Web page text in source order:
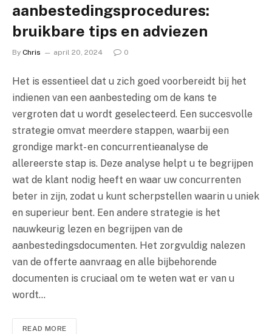
aanbestedingsprocedures:
bruikbare tips en adviezen
By Chris april 20, 2024 0
Het is essentieel dat u zich goed voorbereidt bij het
indienen van een aanbesteding om de kans te
vergroten dat u wordt geselecteerd. Een succesvolle
strategie omvat meerdere stappen, waarbij een
grondige markt- en concurrentieanalyse de
allereerste stap is. Deze analyse helpt u te begrijpen
wat de klant nodig heeft en waar uw concurrenten
beter in zijn, zodat u kunt scherpstellen waarin u uniek
en superieur bent. Een andere strategie is het
nauwkeurig lezen en begrijpen van de
aanbestedingsdocumenten. Het zorgvuldig nalezen
van de offerte aanvraag en alle bijbehorende
documenten is cruciaal om te weten wat er van u
wordt…
READ MORE